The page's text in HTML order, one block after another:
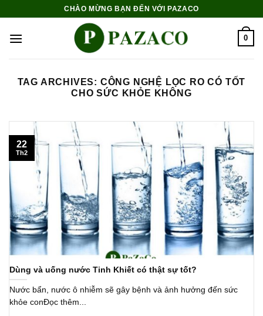
content
CHÀO MỪNG BẠN ĐẾN VỚI PAZACO
0
TAG ARCHIVES: CÔNG NGHỆ LỌC RO CÓ TỐT
CHO SỨC KHỎE KHÔNG
Dùng và uống nước Tinh Khiết có thật sự tốt?
Nước bẩn, nước ô nhiễm sẽ gây bệnh và ảnh hưởng đến sức
khỏe conĐọc thêm...
22
Th2